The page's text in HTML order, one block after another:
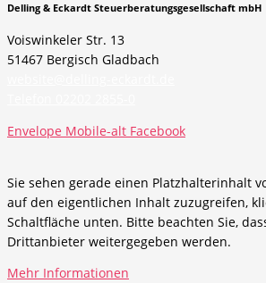
Delling & Eckardt Steuerberatungsgesellschaft mbH
Voiswinkeler Str. 13
51467 Bergisch Gladbach
Envelope Mobile-alt Facebook
Sie sehen gerade einen Platzhalterinhalt
auf den eigentlichen Inhalt zuzugreifen,
Schaltfläche unten. Bitte beachten Sie,
Drittanbieter weitergegeben werden.
Mehr Informationen